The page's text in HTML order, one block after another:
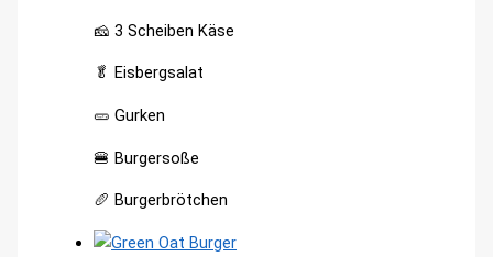
🧀 3 Scheiben Käse
🥬 Eisbergsalat
🥒 Gurken
🍔 Burgersoße
🥖 Burgerbrötchen